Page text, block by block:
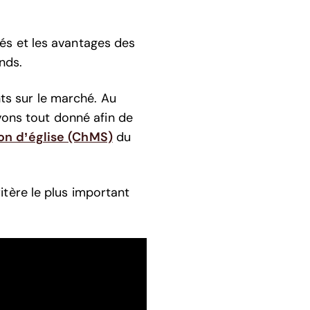
et les avantages des
sur le marché. Au
tout donné afin de
d’église (ChMS)du
le plus important